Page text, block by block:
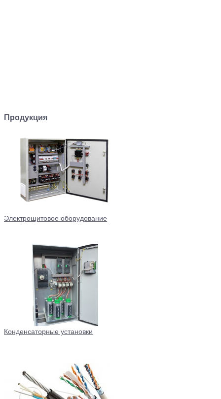
Продукция
Электрощитовое оборудование
Конденсаторные установки